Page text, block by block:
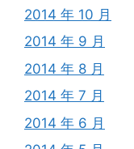
2014 年 10 月
2014 年 9 月
2014 年 8 月
2014 年 7 月
2014 年 6 月